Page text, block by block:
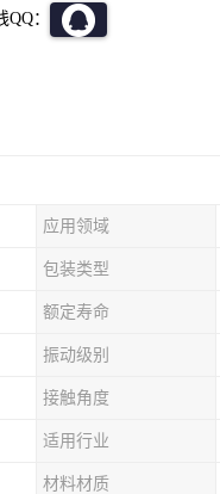
QQ：
应用领域
包装类型
额定寿命
振动级别
接触角度
适用行业
材料材质